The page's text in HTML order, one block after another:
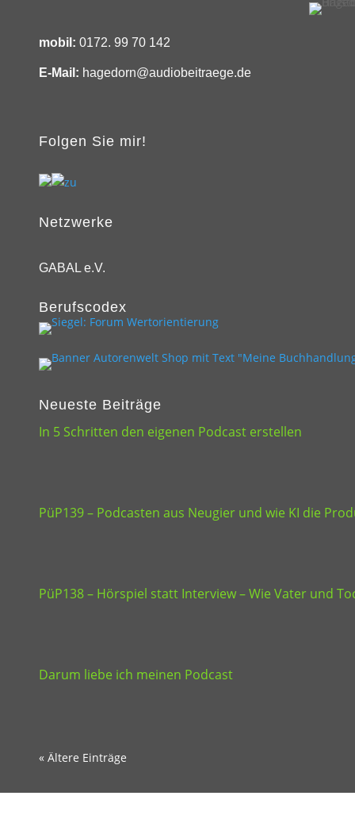
mobil: 0172. 99 70 142
E-Mail: hagedorn@audiobeitraege.de
Folgen Sie mir!
Netzwerke
GABAL e.V.
Berufscodex
Neueste Beiträge
In 5 Schritten den eigenen Podcast erstellen
PüP139 – Podcasten aus Neugier und wie KI die
PüP138 – Hörspiel statt Interview – Wie Vater und
Darum liebe ich meinen Podcast
« Ältere Einträge